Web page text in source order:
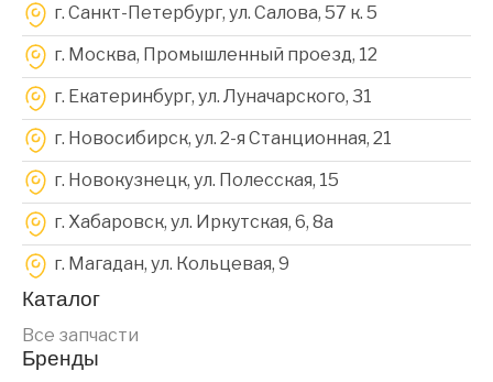
г. Санкт-Петербург, ул. Салова, 57 к. 5
г. Москва, Промышленный проезд, 12
г. Екатеринбург, ул. Луначарского, 31
г. Новосибирск, ул. 2-я Станционная, 21
г. Новокузнецк, ул. Полесская, 15
г. Хабаровск, ул. Иркутская, 6, 8a
г. Магадан, ул. Кольцевая, 9
Каталог
Все запчасти
Бренды